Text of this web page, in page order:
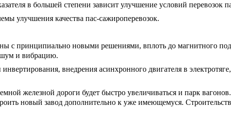
в большей степени зависит улучшение условий перевозок
улучшения качества пас-сажироперевозок.
с принципиально новыми решениями, вплоть до магнитного
шум и вибрацию.
внедрения асинхронного двигателя в
железной дороги будет быстро увеличиваться и парк
новый завод дополнительно к уже имеющемуся.